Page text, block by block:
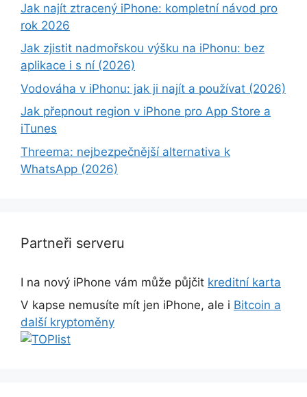
Jak najít ztracený iPhone: kompletní návod pro
rok 2026
Jak zjistit nadmořskou výšku na iPhonu: bez
aplikace i s ní (2026)
Vodováha v iPhonu: jak ji najít a používat (2026)
Jak přepnout region v iPhone pro App Store a
iTunes
Threema: nejbezpečnější alternativa k
WhatsApp (2026)
Partneři serveru
I na nový iPhone vám může půjčit kreditní karta
V kapse nemusíte mít jen iPhone, ale i Bitcoin a
další kryptoměny